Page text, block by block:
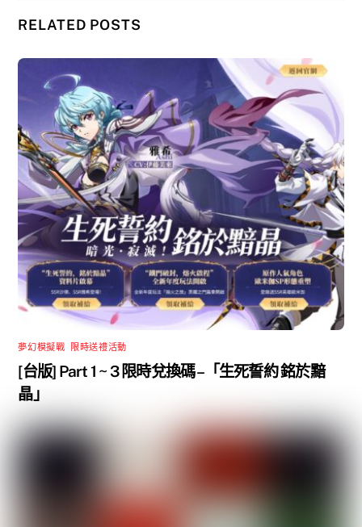
RELATED POSTS
夢幻模擬戰 限時送禮活動
[台版] Part 1 ~ 3 限時兌換碼 –「生死誓約 銘於黯
晶」